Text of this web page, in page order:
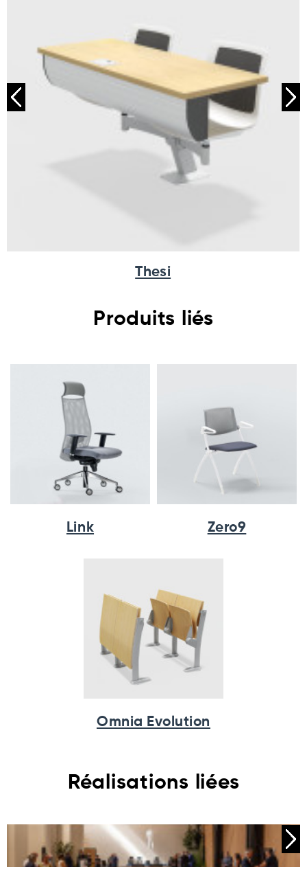
Thesi
Produits liés
Link Zero9
Omnia Evolution
Réalisations liées